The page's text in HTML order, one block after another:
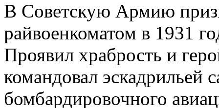
В Советскую Армию
райвоенкоматом в 1931
Проявил храбрость и
командовал эскадрильей
бомбардировочного